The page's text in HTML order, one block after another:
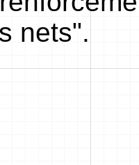
nets".